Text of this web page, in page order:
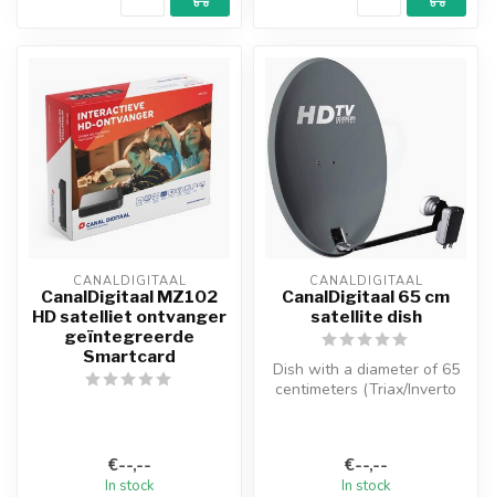
CANALDIGITAAL
CanalDigitaal MZ102
HD satelliet ontvanger
geïntegreerde
Smartcard
€--,--
In stock
CANALDIGITAAL
CanalDigitaal 65 cm
satellite dish
Dish with a diameter of 65
centimeters (Triax/Inverto
€--,--
In stock